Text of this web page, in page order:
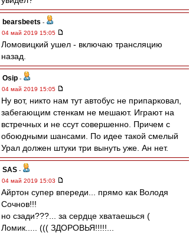
bearsbeets -
04 май 2019 15:05
Ломовицкий ушел - включаю трансляцию
назад.
Osip -
04 май 2019 15:05
Ну вот, никто нам тут автобус не припарковал,
забегающим стенкам не мешают. Играют на
встречных и не ссут совершенно. Причем с
обоюдными шансами. По идее такой смелый
Урал должен штуки три вынуть уже. Ан нет.
SAS -
04 май 2019 15:03
Айртон супер впереди... прямо как Володя
Сочнов!!!
но сзади???... за сердце хватаешься (
Ломик..... ((( ЗДОРОВЬЯ!!!!!...